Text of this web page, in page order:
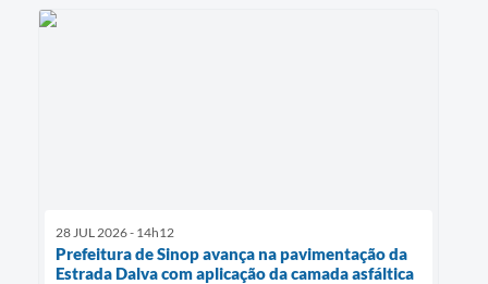
28 JUL 2026 - 14h12
Prefeitura de Sinop avança na pavimentação da
Estrada Dalva com aplicação da camada asfáltica